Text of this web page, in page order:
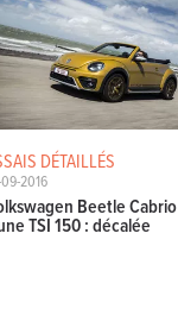
DÉTAILLÉS
09-2016
Beetle Cabrio
TSI 150 : décalée